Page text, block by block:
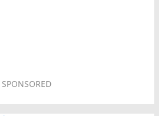
SPONSORED